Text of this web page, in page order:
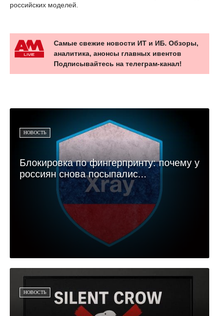
российских моделей.
Самые свежие новости ИТ и ИБ. Обзоры,
аналитика, анонсы главных ивентов
Подписывайтесь на телеграм-канал!
НОВОСТЬ
Блокировка по фингерпринту: почему у
россиян снова посыпалис...
НОВОСТЬ